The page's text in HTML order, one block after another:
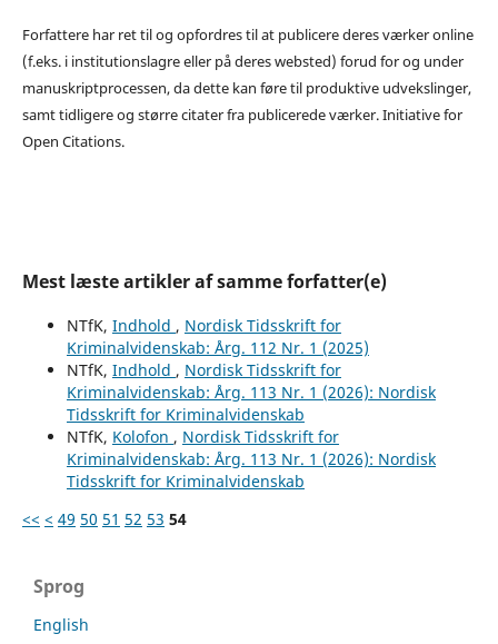
Forfattere har ret til og opfordres til at publicere deres værker online
(f.eks. i institutionslagre eller på deres websted) forud for og under
manuskriptprocessen, da dette kan føre til produktive udvekslinger,
samt tidligere og større citater fra publicerede værker. Initiative for
Open Citations.
Mest læste artikler af samme forfatter(e)
NTfK, Indhold , Nordisk Tidsskrift for
Kriminalvidenskab: Årg. 112 Nr. 1 (2025)
NTfK, Indhold , Nordisk Tidsskrift for
Kriminalvidenskab: Årg. 113 Nr. 1 (2026): Nordisk
Tidsskrift for Kriminalvidenskab
NTfK, Kolofon , Nordisk Tidsskrift for
Kriminalvidenskab: Årg. 113 Nr. 1 (2026): Nordisk
Tidsskrift for Kriminalvidenskab
<< < 49 50 51 52 53 54
Sprog
English